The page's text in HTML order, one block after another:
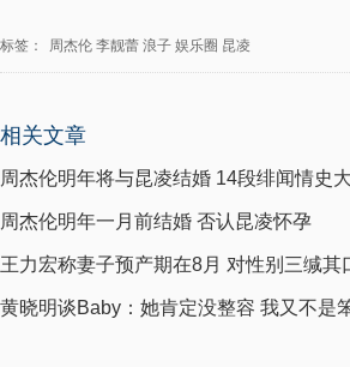
标签： 周杰伦 李靓蕾 浪子 娱乐圈 昆凌
相关文章
周杰伦明年将与昆凌结婚 14段绯闻情史
周杰伦明年一月前结婚 否认昆凌怀孕
王力宏称妻子预产期在8月 对性别三缄其
黄晓明谈Baby：她肯定没整容 我又不是